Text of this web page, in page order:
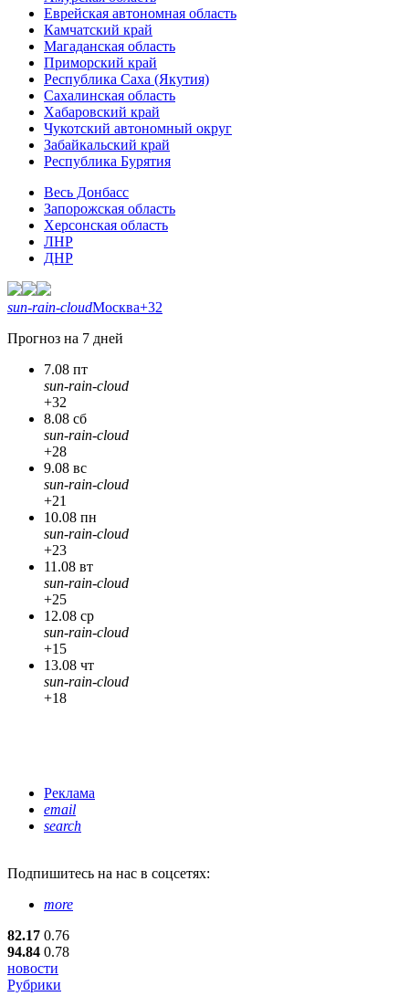
Еврейская автономная область
Камчатский край
Магаданская область
Приморский край
Республика Саха (Якутия)
Сахалинская область
Хабаровский край
Чукотский автономный округ
Забайкальский край
Республика Бурятия
Весь Донбасс
Запорожская область
Херсонская область
ЛНР
ДНР
sun-rain-cloudМосква+32
Прогноз на 7 дней
7.08 пт
sun-rain-cloud
+32
8.08 сб
sun-rain-cloud
+28
9.08 вс
sun-rain-cloud
+21
10.08 пн
sun-rain-cloud
+23
11.08 вт
sun-rain-cloud
+25
12.08 ср
sun-rain-cloud
+15
13.08 чт
sun-rain-cloud
+18
Реклама
email
search
Подпишитесь на нас в соцсетях:
more
82.17 0.76
94.84 0.78
новости
Рубрики